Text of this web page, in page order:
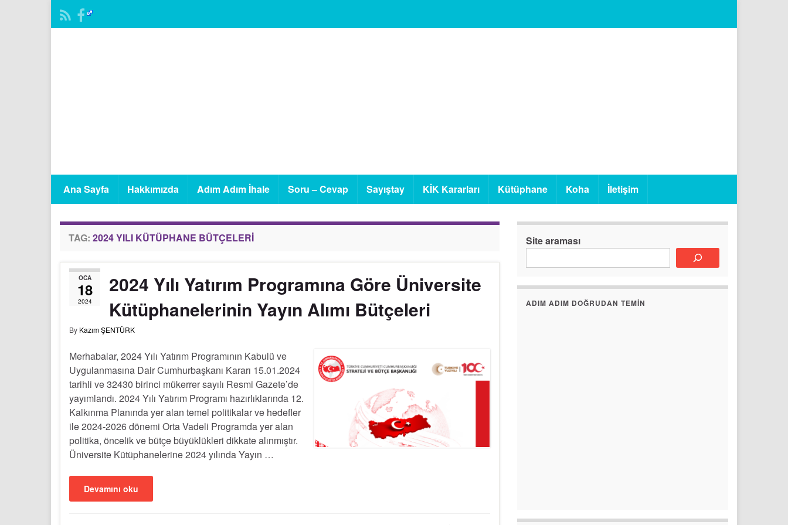
Ana Sayfa Hakkımızda Adım Adım İhale Soru – Cevap Sayıştay KİK Kararları Kütüphane Koha İletişim
TAG: 2024 YILI KÜTÜPHANE BÜTÇELERI
OCA
18
2024
2024 Yılı Yatırım Programına Göre Üniversite
Kütüphanelerinin Yayın Alımı Bütçeleri
By Kazım ŞENTÜRK
Merhabalar, 2024 Yılı Yatırım Programının Kabulü ve
Uygulanmasına Dair Cumhurbaşkanı Kararı 15.01.2024
tarihli ve 32430 birinci mükerrer sayılı Resmi Gazete’de
yayımlandı. 2024 Yılı Yatırım Programı hazırlıklarında 12.
Kalkınma Planında yer alan temel politikalar ve hedefler
ile 2024-2026 dönemi Orta Vadeli Programda yer alan
politika, öncelik ve bütçe büyüklükleri dikkate alınmıştır.
Üniversite Kütüphanelerine 2024 yılında Yayın …
Devamını oku
Site araması
ADIM ADIM DOĞRUDAN TEMIN